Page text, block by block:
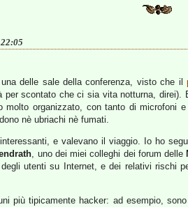
delle sale della conferenza, visto che il
per scontato che ci sia vita notturna,
molto organizzato, con tanto di microfoni
nè ubriachi nè fumati.
interessanti, e valevano il viaggio. Io ho
, uno dei miei colleghi dei forum delle
utenti su Internet, e dei relativi rischi
più tipicamente hacker: ad esempio,